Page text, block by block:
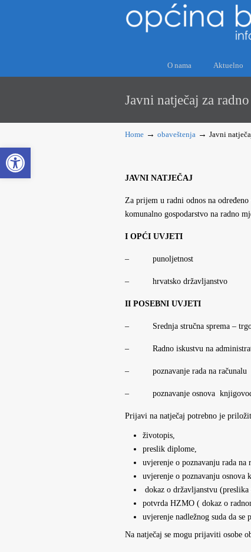
Open toolbar
O nama Aktuelno
Javni natječaj za
Home → obaveštenja → Javni
JAVNI NATJEČAJ
Za prijem u radni odnos na
komunalno gospodarstvo na radno
I OPĆI UVJETI
– punoljetnost
– hrvatsko državljanstvo
II POSEBNI UVJETI
– Srednja stručna sprema –
– Radno iskustvu na
– poznavanje rada na računalu
– poznavanje osnova
Prijavi na natječaj potrebno je
životopis,
preslik diplome,
uvjerenje o poznavanju rada na
uvjerenje o poznavanju osnova
dokaz o državljanstvu
potvrda HZMO ( dokaz o
uvjerenje nadležnog suda da
Na natječaj se mogu prijaviti osobe